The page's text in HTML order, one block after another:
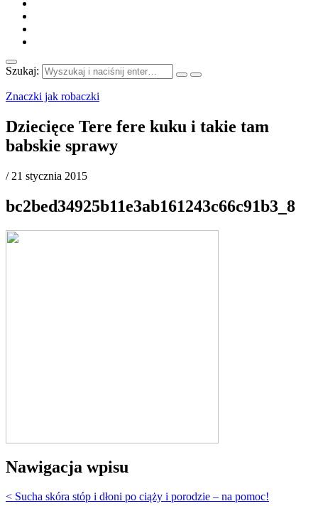
Szukaj:
Znaczki jak robaczki
Dziecięce Tere fere kuku i takie tam
babskie sprawy
/ 21 stycznia 2015
bc2bed34925b11e3ab161243c66c91b3_8
Nawigacja wpisu
< Sucha skóra stóp i dłoni po ciąży i porodzie – na pomoc!